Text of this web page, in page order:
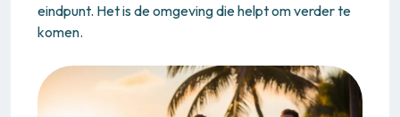
eindpunt. Het is de omgeving die helpt om verder te
komen.